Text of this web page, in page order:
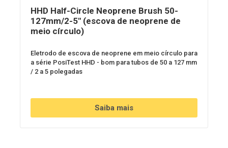
HHD Half-Circle Neoprene Brush 50-
127mm/2-5" (escova de neoprene de
meio círculo)
Eletrodo de escova de neoprene em meio círculo para
a série PosiTest HHD - bom para tubos de 50 a 127 mm
/ 2 a 5 polegadas
Saiba mais